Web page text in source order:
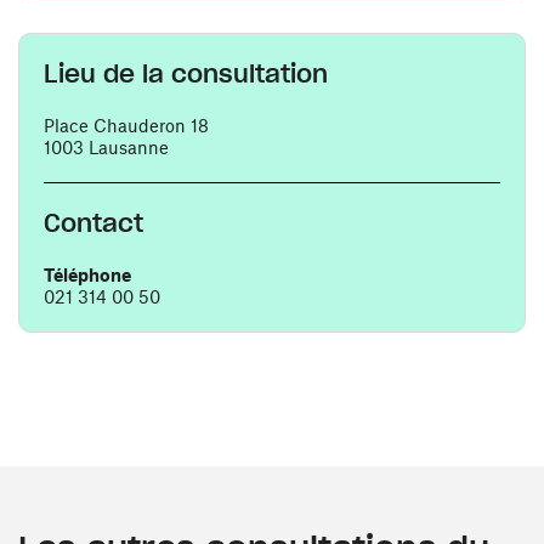
Lieu de la consultation
Place Chauderon 18
1003 Lausanne
Contact
Téléphone
021 314 00 50